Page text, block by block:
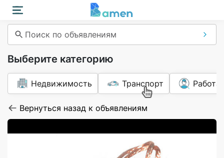
Поиск по объявлениям
Выберите категорию
Недвижимость Транспорт Работа
Вернуться назад к объявлениям